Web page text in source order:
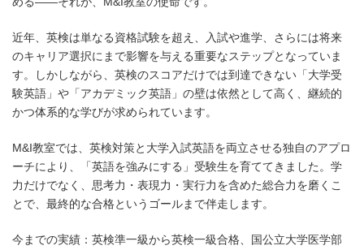
近年、英検は単なる資格試験を超え、入試や進学、さらには将来
のキャリア選択にまで影響を与える重要なステップとなっていま
す。しかしながら、英検のスコアだけでは到達できない「大学受
験英語」や「アカデミック英語」の壁は依然として高く、継続的
かつ体系的な学びが求められています。
M&I教室では、英検対策と大学入試英語を両立させる独自のアプロ
ーチにより、「英語を強みにする」受験生を育ててきました。学
力だけでなく、思考力・表現力・実行力を含めた総合力を磨くこ
とで、最終的な合格というゴールまで伴走します。
今までの実績：英検準一級から英検一級合格、国公立大学医学部